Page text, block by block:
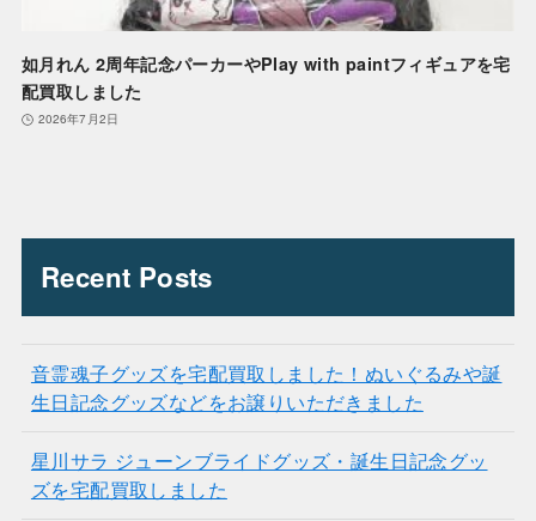
如月れん 2周年記念パーカーやPlay with paintフィギュアを宅
配買取しました
2026年7月2日
Recent Posts
音霊魂子グッズを宅配買取しました！ぬいぐるみや誕
生日記念グッズなどをお譲りいただきました
星川サラ ジューンブライドグッズ・誕生日記念グッ
ズを宅配買取しました